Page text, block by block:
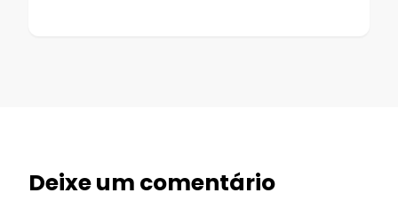
Deixe um comentário